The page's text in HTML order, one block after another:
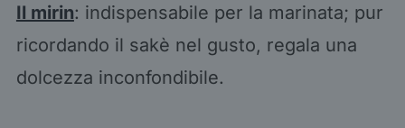
Il mirin: indispensabile per la marinata; pur
ricordando il sakè nel gusto, regala una
dolcezza inconfondibile.